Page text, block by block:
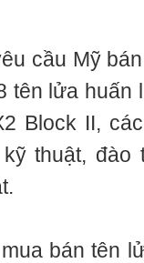
cầu Mỹ
tên lửa huấn
Block II,
thuật, đào
bán tên